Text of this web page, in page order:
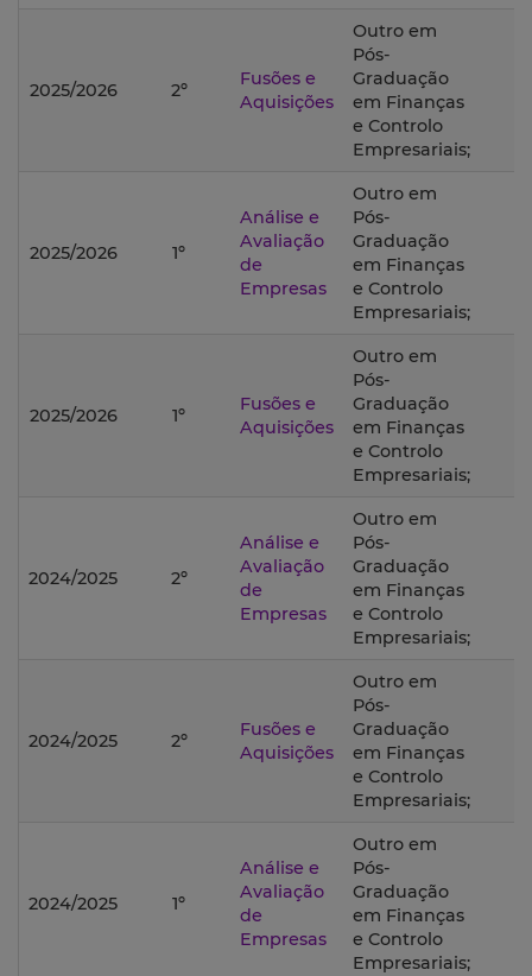
2025/2026 2º
Fusões e
Aquisições
Outro em
Pós-
Graduação
em Finanças
e Controlo
Empresariais;
2025/2026 1º
Análise e
Avaliação
de
Empresas
Outro em
Pós-
Graduação
em Finanças
e Controlo
Empresariais;
2025/2026 1º
Fusões e
Aquisições
Outro em
Pós-
Graduação
em Finanças
e Controlo
Empresariais;
2024/2025 2º
Análise e
Avaliação
de
Empresas
Outro em
Pós-
Graduação
em Finanças
e Controlo
Empresariais;
2024/2025 2º
Fusões e
Aquisições
Outro em
Pós-
Graduação
em Finanças
e Controlo
Empresariais;
2024/2025 1º
Análise e
Avaliação
de
Empresas
Outro em
Pós-
Graduação
em Finanças
e Controlo
Empresariais;